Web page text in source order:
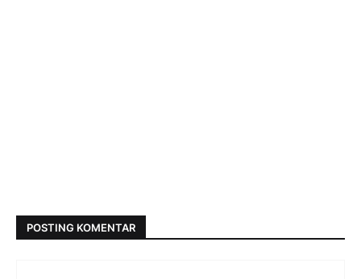
POSTING KOMENTAR